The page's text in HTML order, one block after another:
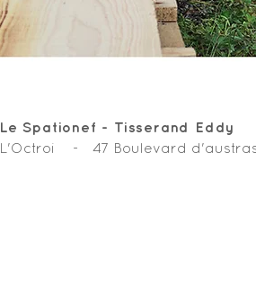
Le Spationef - Tisserand Eddy
L'Octroi - 47 Boulevard